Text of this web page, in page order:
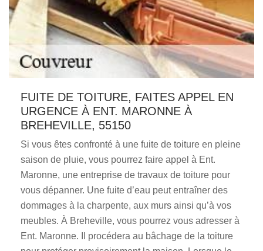
FUITE DE TOITURE, FAITES APPEL EN
URGENCE À ENT. MARONNE À
BREHEVILLE, 55150
Si vous êtes confronté à une fuite de toiture en pleine
saison de pluie, vous pourrez faire appel à Ent.
Maronne, une entreprise de travaux de toiture pour
vous dépanner. Une fuite d’eau peut entraîner des
dommages à la charpente, aux murs ainsi qu’à vos
meubles. À Breheville, vous pourrez vous adresser à
Ent. Maronne. Il procédera au bâchage de la toiture